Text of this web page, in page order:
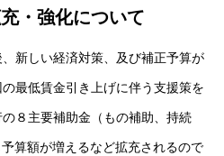
・強化について
新しい経済対策、及び補正予算が
最低賃金引き上げに伴う支援策を
８主要補助金（もの補助、持続
算額が増えるなど拡充されるので